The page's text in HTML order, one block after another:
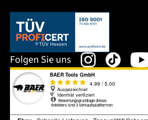
Dieser Link öffnet sich in einem neuen Tab.
Folgen Sie uns